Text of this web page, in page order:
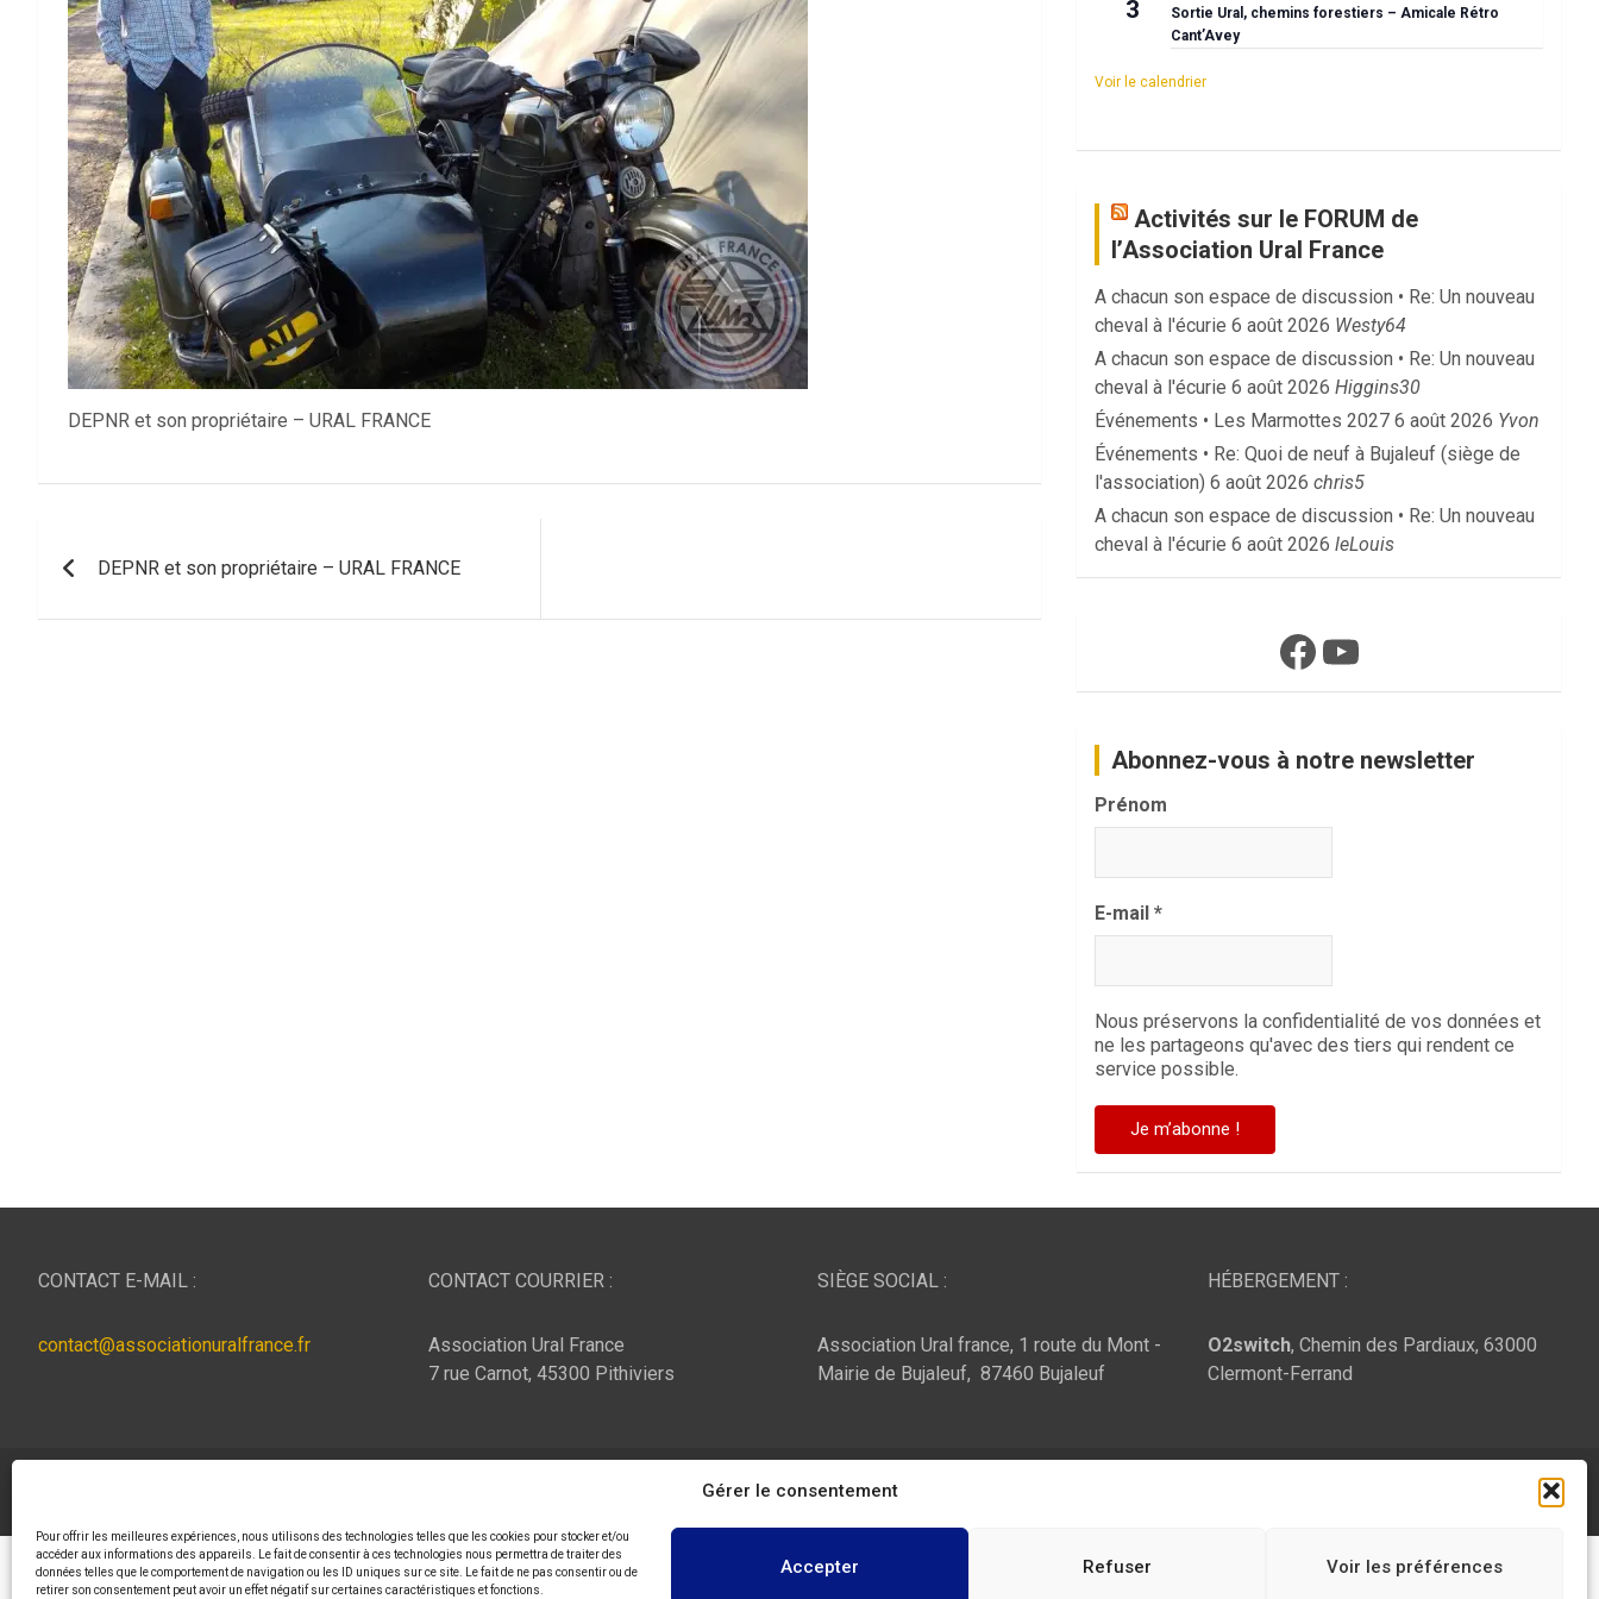
Gérer le consentement
Pour offrir les meilleures expériences, nous utilisons des technologies telles que les cookies pour stocker et/ou
accéder aux informations des appareils. Le fait de consentir à ces technologies nous permettra de traiter des
données telles que le comportement de navigation ou les ID uniques sur ce site. Le fait de ne pas consentir ou de
retirer son consentement peut avoir un effet négatif sur certaines caractéristiques et fonctions.
Accepter Refuser Voir les préférences
DEPNR et son propriétaire – URAL FRANCE
de
l’article
DEPNR et son propriétaire – URAL FRANCE
3
Sortie Ural, chemins forestiers – Amicale Rétro
Cant’Avey
Voir le calendrier
Activités sur le FORUM de
l’Association Ural France
A chacun son espace de discussion • Re: Un nouveau
cheval à l'écurie 6 août 2026 Westy64
A chacun son espace de discussion • Re: Un nouveau
cheval à l'écurie 6 août 2026 Higgins30
Événements • Les Marmottes 2027 6 août 2026 Yvon
Événements • Re: Quoi de neuf à Bujaleuf (siège de
l'association) 6 août 2026 chris5
A chacun son espace de discussion • Re: Un nouveau
cheval à l'écurie 6 août 2026 leLouis
Facebook
YouTube
Abonnez-vous à notre newsletter
Prénom
E-mail*
Nous préservons la confidentialité de vos données et
ne les partageons qu'avec des tiers qui rendent ce
service possible.
CONTACT E-MAIL :
contact@associationuralfrance.fr
CONTACT COURRIER :
Association Ural France
7 rue Carnot, 45300 Pithiviers
SIÈGE SOCIAL :
Association Ural france, 1 route du Mont -
Mairie de Bujaleuf, 87460 Bujaleuf
HÉBERGEMENT :
O2switch, Chemin des Pardiaux, 63000
Clermont-Ferrand
Fièrement propulsé par :